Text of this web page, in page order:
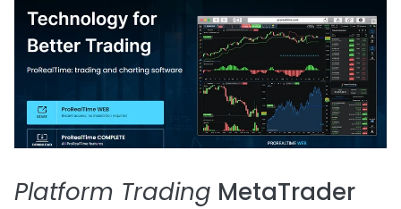
Platform Trading MetaTrader